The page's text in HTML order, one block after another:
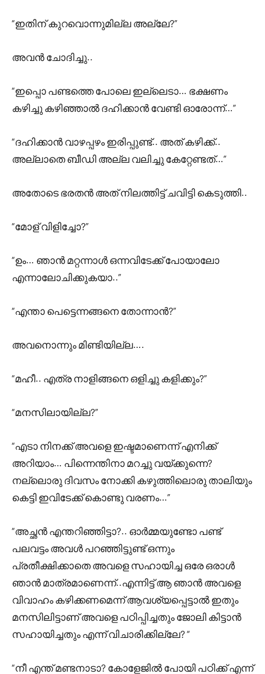
“ഇതിന് കുറവൊന്നുമില്ല അല്ലേ?”
അവൻ ചോദിച്ചു..
“ഇപ്പൊ പണ്ടത്തെ പോലെ ഇല്ലെടാ… ഭക്ഷണം
കഴിച്ചു കഴിഞ്ഞാൽ ദഹിക്കാൻ വേണ്ടി ഓരോന്ന്…”
“ദഹിക്കാൻ വാഴപ്പഴം ഇരിപ്പുണ്ട്.. അത് കഴിക്ക്..
അല്ലാതെ ബീഡി അല്ല വലിച്ചു കേറ്റേണ്ടത്…”
അതോടെ ഭരതൻ അത് നിലത്തിട്ട് ചവിട്ടി കെടുത്തി..
“മോള് വിളിച്ചോ?”
“ഉം… ഞാൻ മറ്റന്നാൾ ഒന്നവിടേക്ക് പോയാലോ
എന്നാലോചിക്കുകയാ..”
“എന്താ പെട്ടെന്നങ്ങനെ തോന്നാൻ?”
അവനൊന്നും മിണ്ടിയില്ല….
“മഹീ.. എത്ര നാളിങ്ങനെ ഒളിച്ചു കളിക്കും?”
“മനസിലായില്ല?”
“എടാ നിനക്ക് അവളെ ഇഷ്ടമാണെന്ന് എനിക്ക്
അറിയാം… പിന്നെന്തിനാ മറച്ചു വയ്ക്കുന്നെ?
നല്ലൊരു ദിവസം നോക്കി കഴുത്തിലൊരു താലിയും
കെട്ടി ഇവിടേക്ക് കൊണ്ടു വരണം…”
“അച്ഛൻ എന്തറിഞ്ഞിട്ടാ?.. ഓർമ്മയുണ്ടോ പണ്ട്
പലവട്ടം അവൾ പറഞ്ഞിട്ടുണ്ട് ഒന്നും
പ്രതീക്ഷിക്കാതെ അവളെ സഹായിച്ച ഒരേ ഒരാൾ
ഞാൻ മാത്രമാണെന്ന്..എന്നിട്ട് ആ ഞാൻ അവളെ
വിവാഹം കഴിക്കണമെന്ന് ആവശ്യപ്പെട്ടാൽ ഇതും
മനസിലിട്ടാണ് അവളെ പഠിപ്പിച്ചതും ജോലി കിട്ടാൻ
സഹായിച്ചതും എന്ന് വിചാരിക്കില്ലേ? “
“നീ എന്ത് മണ്ടനാടാ? കോളേജിൽ പോയി പഠിക്ക് എന്ന്